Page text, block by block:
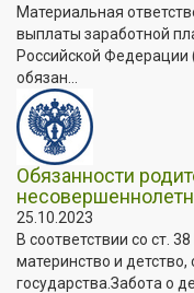
Материальная
выплаты заработной
Российской
обязан...
Обязанности
25.10.2023
В соответствии со ст.
материнство и
государства.Забота о